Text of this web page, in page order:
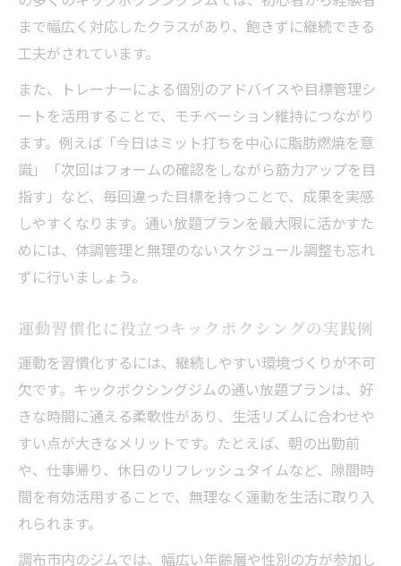
まで幅広く対応したクラスがあり、飽きずに継続できる
工夫がされています。
また、トレーナーによる個別のアドバイスや目標管理シ
ートを活用することで、モチベーション維持につながり
ます。例えば「今日はミット打ちを中心に脂肪燃焼を意
識」「次回はフォームの確認をしながら筋力アップを目
指す」など、毎回違った目標を持つことで、成果を実感
しやすくなります。通い放題プランを最大限に活かすた
めには、体調管理と無理のないスケジュール調整も忘れ
ずに行いましょう。
運動習慣化に役立つキックボクシングの実践例
運動を習慣化するには、継続しやすい環境づくりが不可
欠です。キックボクシングジムの通い放題プランは、好
きな時間に通える柔軟性があり、生活リズムに合わせや
すい点が大きなメリットです。たとえば、朝の出勤前
や、仕事帰り、休日のリフレッシュタイムなど、隙間時
間を有効活用することで、無理なく運動を生活に取り入
れられます。
調布市内のジムでは、幅広い年齢層や性別の方が参加し